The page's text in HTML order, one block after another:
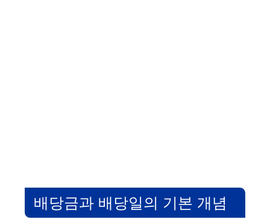
배당금과 배당일의 기본 개념